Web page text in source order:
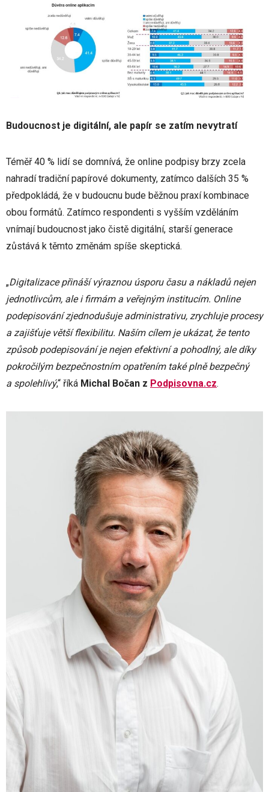
Budoucnost je digitální, ale papír se zatím nevytratí
Téměř 40 % lidí se domnívá, že online podpisy brzy zcela
nahradí tradiční papírové dokumenty, zatímco dalších 35 %
předpokládá, že v budoucnu bude běžnou praxí kombinace
obou formátů. Zatímco respondenti s vyšším vzděláním
vnímají budoucnost jako čistě digitální, starší generace
zůstává k těmto změnám spíše skeptická.
„Digitalizace přináší výraznou úsporu času a nákladů nejen
jednotlivcům, ale i firmám a veřejným institucím. Online
podepisování zjednodušuje administrativu, zrychluje procesy
a zajišťuje větší flexibilitu. Naším cílem je ukázat, že tento
způsob podepisování je nejen efektivní a pohodlný, ale díky
pokročilým bezpečnostním opatřením také plně bezpečný
a spolehlivý,“ říká Michal Bočan z Podpisovna.cz.